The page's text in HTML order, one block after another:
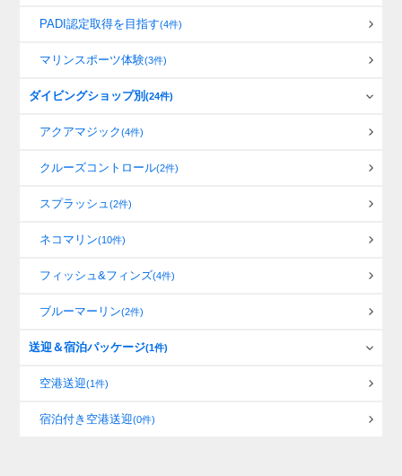
PADI認定取得を目指す(4件)
マリンスポーツ体験(3件)
ダイビングショップ別(24件)
アクアマジック(4件)
クルーズコントロール(2件)
スプラッシュ(2件)
ネコマリン(10件)
フィッシュ&フィンズ(4件)
ブルーマーリン(2件)
送迎＆宿泊パッケージ(1件)
空港送迎(1件)
宿泊付き空港送迎(0件)